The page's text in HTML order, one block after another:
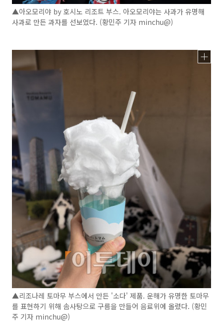
▲아오모리야 by 호시노 리조트 부스. 아오모리야는 사과가 유명해
사과로 만든 과자를 선보였다. (황민주 기자 minchu@)
▲리조나레 토마무 부스에서 만든 '소다' 제품. 운해가 유명한 토마무
를 표현하기 위해 솜사탕으로 구름을 만들어 음료위에 올렸다. (황민
주 기자 minchu@)